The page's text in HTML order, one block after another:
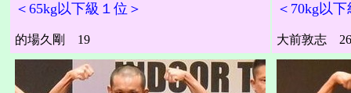
＜65kg以下級１位＞
的場久剛 19
＜70kg以
大前敦志 26